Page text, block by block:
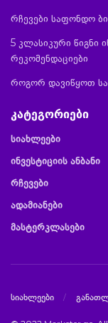
რჩევები საფონდო
5 კლასიკური წიგნი
რეკომენდაციები
როგორ დავიწყოთ
კატეგორიები
სიახლეები
ინვესტიციის ანბანი
რჩევები
ადამიანები
მასტერკლასები
სიახლეები